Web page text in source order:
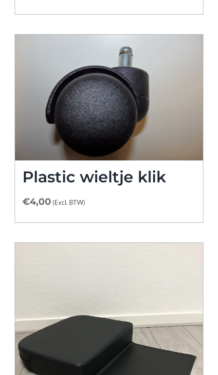
Plastic wieltje klik
€4,00 (Excl. BTW)